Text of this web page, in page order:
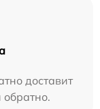
доставит
обратно.